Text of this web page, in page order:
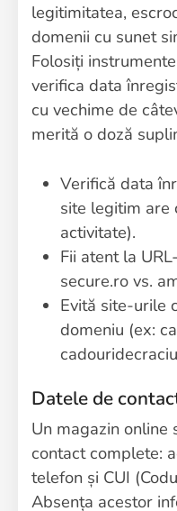
legitimitatea,
domenii cu sunet
Folosiți
verifica data
cu vechime de
merită o doză
Verifică data
site legitim are
activitate).
Fii atent la
secure.ro vs.
Evită site-urile
domeniu (ex:
Datele de
Un magazin online
contact complete:
telefon și CUI
Absența acestor